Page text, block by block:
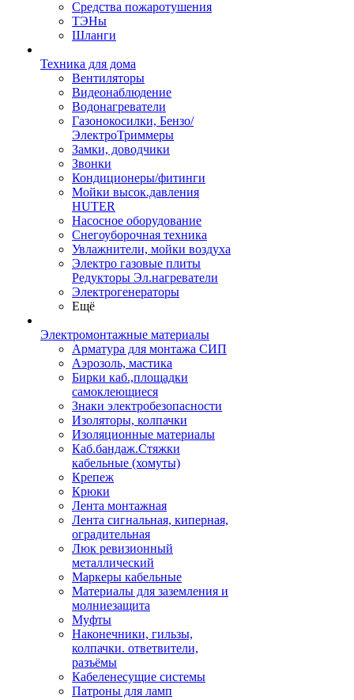
Средства пожаротушения
ТЭНы
Шланги
Техника для дома
Вентиляторы
Видеонаблюдение
Водонагреватели
Газонокосилки, Бензо/
ЭлектроТриммеры
Замки, доводчики
Звонки
Кондиционеры/фитинги
Мойки высок.давления
HUTER
Насосное оборудование
Снегоуборочная техника
Увлажнители, мойки воздуха
Электро газовые плиты
Редукторы Эл.нагреватели
Электрогенераторы
Ещё
Электромонтажные материалы
Арматура для монтажа СИП
Аэрозоль, мастика
Бирки каб.,площадки
самоклеющиеся
Знаки электробезопасности
Изоляторы, колпачки
Изоляционные материалы
Каб.бандаж.Стяжки
кабельные (хомуты)
Крепеж
Крюки
Лента монтажная
Лента сигнальная, киперная,
оградительная
Люк ревизионный
металлический
Маркеры кабельные
Материалы для заземления и
молниезащита
Муфты
Наконечники, гильзы,
колпачки. ответвители,
разъёмы
Кабеленесущие системы
Патроны для ламп